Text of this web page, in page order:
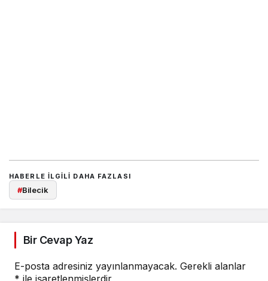
HABERLE ILGILI DAHA FAZLASI
#Bilecik
Bir Cevap Yaz
E-posta adresiniz yayınlanmayacak. Gerekli alanlar